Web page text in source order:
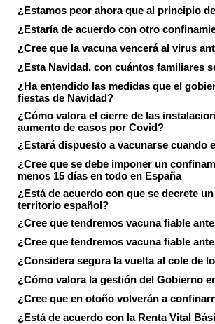
¿Estamos peor ahora que al principio
¿Estaría de acuerdo con otro
¿Cree que la vacuna vencerá al virus
¿Esta Navidad, con cuántos familiares
¿Ha entendido las medidas que el
fiestas de Navidad?
¿Cómo valora el cierre de las
aumento de casos por Covid?
¿Estará dispuesto a vacunarse cuando
¿Cree que se debe imponer un
menos 15 días en todo en España
¿Está de acuerdo con que se decrete
territorio español?
¿Cree que tendremos vacuna fiable
¿Cree que tendremos vacuna fiable
¿Considera segura la vuelta al cole de
¿Cómo valora la gestión del Gobierno
¿Cree que en otoño volverán a
¿Está de acuerdo con la Renta Vital